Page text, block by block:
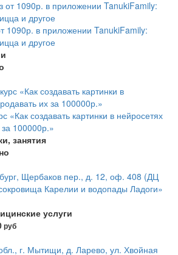
1090р. в приложении TanukiFamily:
и другое
«Как создавать картинки в нейросетях
100000р.»
занятия
Карелии и водопады Ладоги»
услуги
руб